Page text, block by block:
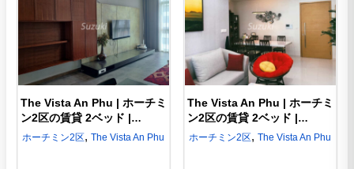
The Vista An Phu | ホーチミ
ン2区の賃貸 2ベッド |
VA422406
ホーチミン2区, The Vista An Phu
The Vista An Phu | ホーチミ
ン2区の賃貸 2ベッド |
VA019265
ホーチミン2区, The Vista An Phu